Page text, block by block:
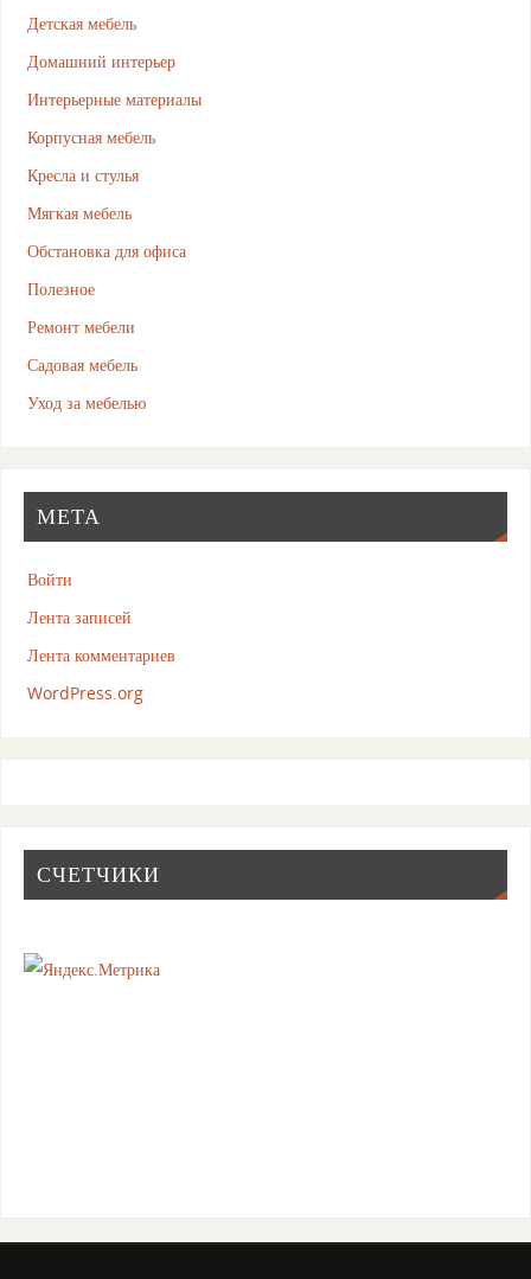
Детская мебель
Домашний интерьер
Интерьерные материалы
Корпусная мебель
Кресла и стулья
Мягкая мебель
Обстановка для офиса
Полезное
Ремонт мебели
Садовая мебель
Уход за мебелью
МЕТА
Войти
Лента записей
Лента комментариев
WordPress.org
СЧЕТЧИКИ